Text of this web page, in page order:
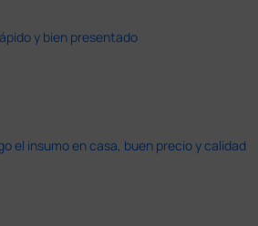
y bien presentado
el insumo en casa, buen precio y calidad